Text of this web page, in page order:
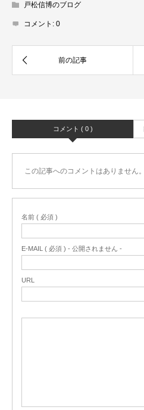
戸松信博のブログ
コメント: 0
コメント ( 0 )
この記事へのコメントはありません。
名前 ( 必須 )
E-MAIL ( 必須 ) - 公開されません -
URL